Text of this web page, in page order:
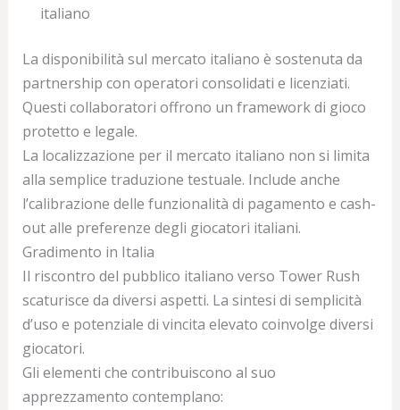
italiano
La disponibilità sul mercato italiano è sostenuta da
partnership con operatori consolidati e licenziati.
Questi collaboratori offrono un framework di gioco
protetto e legale.
La localizzazione per il mercato italiano non si limita
alla semplice traduzione testuale. Include anche
l’calibrazione delle funzionalità di pagamento e cash-
out alle preferenze degli giocatori italiani.
Gradimento in Italia
Il riscontro del pubblico italiano verso Tower Rush
scaturisce da diversi aspetti. La sintesi di semplicità
d’uso e potenziale di vincita elevato coinvolge diversi
giocatori.
Gli elementi che contribuiscono al suo
apprezzamento contemplano: